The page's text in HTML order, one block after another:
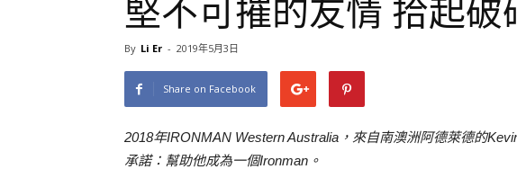
堅不可摧的友情 拾起破
By Li Er - 2019年5月3日
Share on Facebook
2018年IRONMAN Western Australia，來自南澳洲阿德萊德的
承諾：幫助他成為一個Ironman。